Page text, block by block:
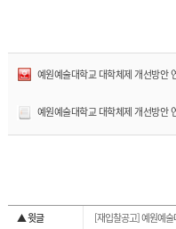
예원예술대학교 대학체제 개선방안
예원예술대학교 대학체제 개선방안
▲ 윗글
[재입찰공고] 예원예